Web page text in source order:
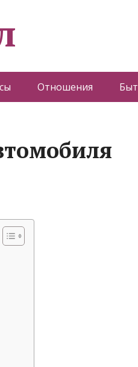
Отношения Быт